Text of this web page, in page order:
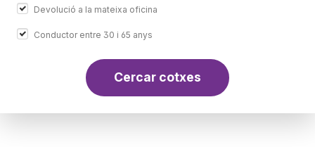
Devolució a la mateixa oficina
Conductor entre 30 i 65 anys
Cercar cotxes